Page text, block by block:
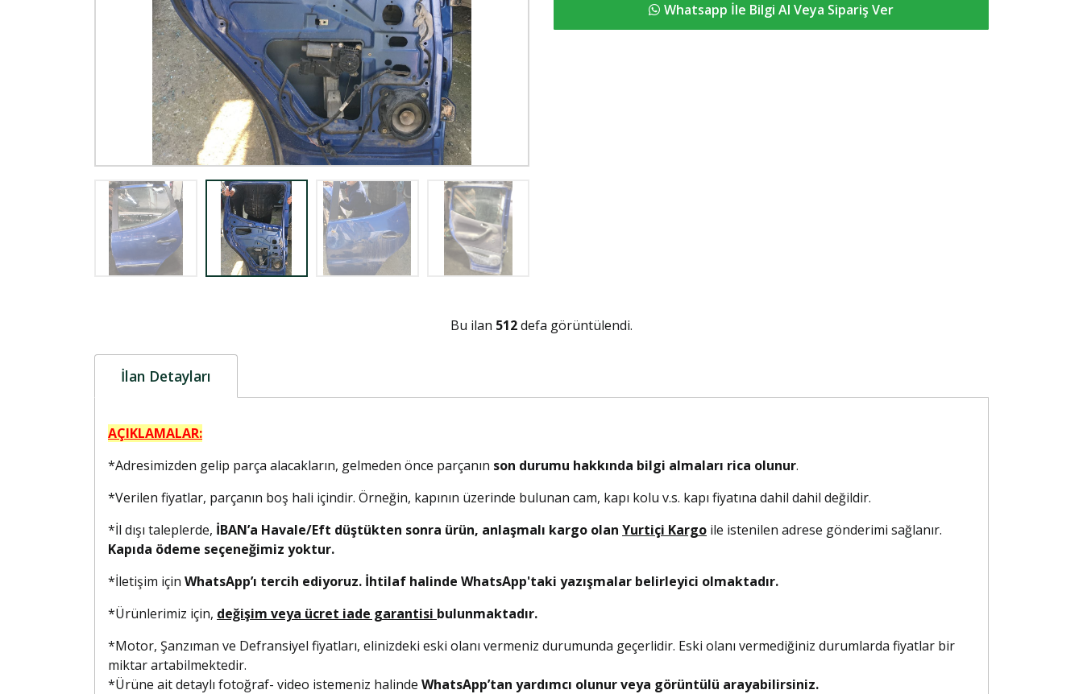
Whatsapp İle Bilgi Al Veya Sipariş Ver
Bu ilan 512defa görüntülendi.
İlan Detayları
AÇIKLAMALAR:
*Adresimizden gelip parça alacakların, gelmeden önce parçanın son durumu hakkında bilgi almaları rica olunur.
*Verilen fiyatlar, parçanın boş hali içindir. Örneğin, kapının üzerinde bulunan cam, kapı kolu v.s. kapı fiyatına dahil dahil değildir.
*İl dışı taleplerde, İBAN’a Havale/Eft düştükten sonra ürün, anlaşmalı kargo olan Yurtiçi Kargo ile istenilen adrese gönderimi sağlanır.
Kapıda ödeme seçeneğimiz yoktur.
*İletişim için WhatsApp’ı tercih ediyoruz. İhtilaf halinde WhatsApp'taki yazışmalar belirleyici olmaktadır.
*Ürünlerimiz için, değişim veya ücret iade garantisi bulunmaktadır.
*Motor, Şanzıman ve Defransiyel fiyatları, elinizdeki eski olanı vermeniz durumunda geçerlidir. Eski olanı vermediğiniz durumlarda fiyatlar bir
miktar artabilmektedir.
*Ürüne ait detaylı fotoğraf- video istemeniz halinde WhatsApp’tan yardımcı olunur veya görüntülü arayabilirsiniz.